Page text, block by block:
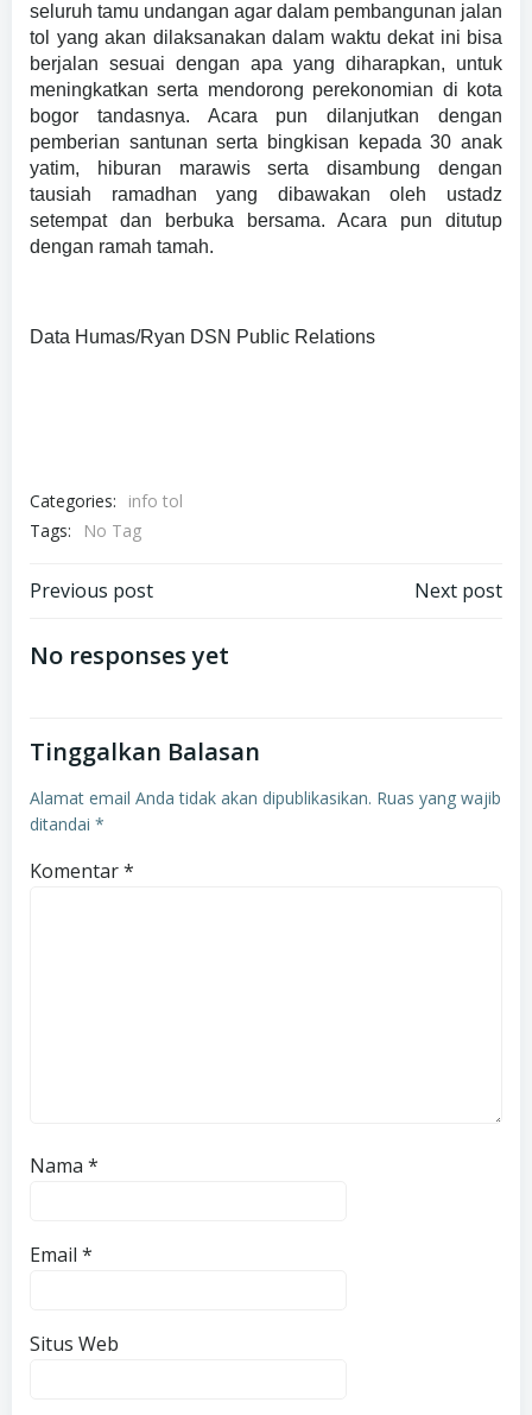
seluruh tamu undangan agar dalam pembangunan jalan
tol yang akan dilaksanakan dalam waktu dekat ini bisa
berjalan sesuai dengan apa yang diharapkan, untuk
meningkatkan serta mendorong perekonomian di kota
bogor tandasnya. Acara pun dilanjutkan dengan
pemberian santunan serta bingkisan kepada 30 anak
yatim, hiburan marawis serta disambung dengan
tausiah ramadhan yang dibawakan oleh ustadz
setempat dan berbuka bersama. Acara pun ditutup
dengan ramah tamah.
Data Humas/Ryan DSN Public Relations
Categories:
info tol
Tags:
No Tag
Navigasi
pos
Previous post
NavigasiNext post
No responses yet
Tinggalkan Balasan
Alamat email Anda tidak akan dipublikasikan. Ruas yang wajib
ditandai *
Komentar*
Nama *
Email *
Situs Web